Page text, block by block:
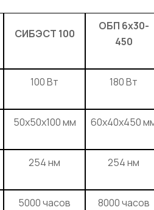
СИБЭСТ 100
ОБП 6х30-
450
100 Вт 180 Вт
50x50x100 мм 60x40x450
254 нм 254 нм
5000 часов 8000 часов